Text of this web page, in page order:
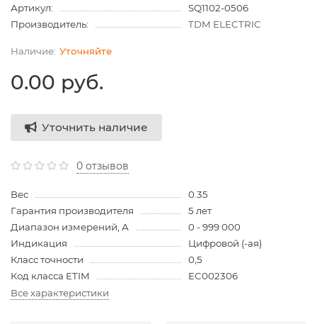
Артикул:
SQ1102-0506
Производитель:
TDM ELECTRIC
Уточняйте
0.00 руб.
Уточнить наличие
0 отзывов
Вес
0.35
Гарантия производителя
5 лет
Диапазон измерений, А
0 - 999 000
Индикация
Цифровой (-ая)
Класс точности
0,5
Код класса ETIM
EC002306
Все характеристики